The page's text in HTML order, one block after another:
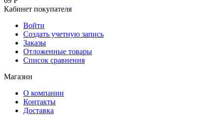
Кабинет покупателя
Войти
Создать учетную запись
Заказы
Отложенные товары
Список сравнения
Магазин
О компании
Контакты
Доставка